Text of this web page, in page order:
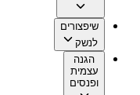
שיפצורים
לנשק
הגנה
עצמית
ופנסים